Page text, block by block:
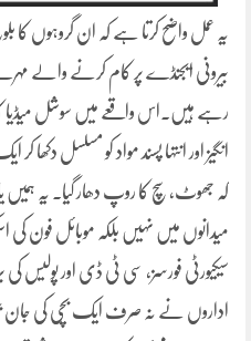
یہ عمل واضح کرتا ہے کہ ان گروہوں
بیرونی ایجنڈے پر کام کرنے والے
رہے ہیں۔اس واقعے میں سوشل میڈیا
انگیز اور انتہا پسند مواد کو مسلسل دکھا
کہ جھوٹ، سچ کا روپ دھار گیا۔ یہ
میدانوں میں نہیں بلکہ موبائل فون
سیکیورٹی فورسز، سی ٹی ڈی اور پولیس
اداروں نے نہ صرف ایک بچی کی جان